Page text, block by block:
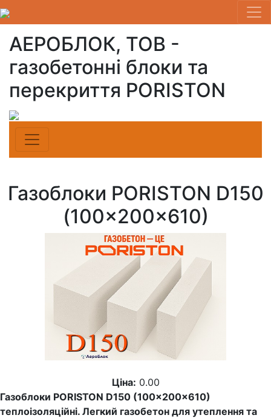
АЕРОБЛОК, ТОВ -
газобетонні блоки та
перекриття PORISTON
Газоблоки PORISTON D150
(100×200×610)
Ціна: 0.00
Газоблоки PORISTON D150 (100×200×610)
теплоізоляційні. Легкий газобетон для утеплення та